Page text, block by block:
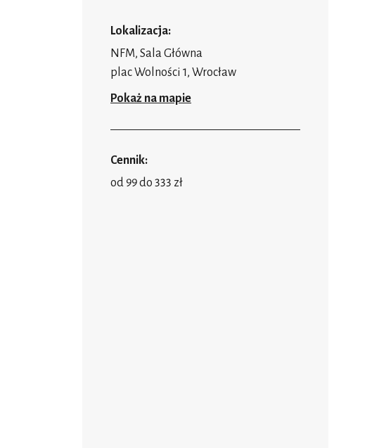
Lokalizacja:
NFM, Sala Główna
plac Wolności 1, Wrocław
Pokaż na mapie
Cennik:
od 99 do 333 zł